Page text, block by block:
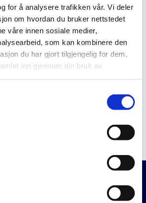
for å analysere trafikken vår. Vi deler
om hvordan du bruker nettstedet
våre innen sosiale medier,
som kan kombinere den
du har gjort tilgjengelig for dem,
inn gjennom din bruk av